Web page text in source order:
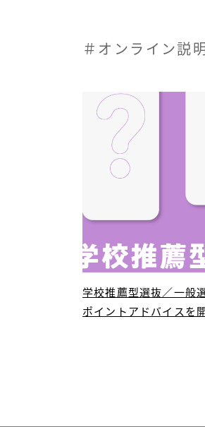
＃オンライン説
学校推薦型選抜／一般
ポイントアドバイスを